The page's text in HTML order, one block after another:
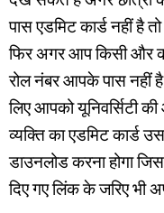
पास एडमिट कार्ड नहीं है
फिर अगर आप किसी और
रोल नंबर आपके पास
लिए आपको यूनिवर्सिटी
व्यक्ति का एडमिट कार्ड
डाउनलोड करना होगा
दिए गए लिंक के जरिए भी